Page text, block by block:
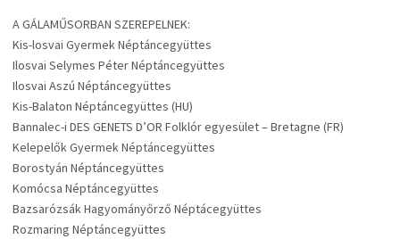
A GÁLAMŰSORBAN SZEREPELNEK:
Kis-losvai Gyermek Néptáncegyüttes
Ilosvai Selymes Péter Néptáncegyüttes
Ilosvai Aszú Néptáncegyüttes
Kis-Balaton Néptáncegyüttes (HU)
Bannalec-i DES GENETS D’OR Folklór egyesület – Bretagne (FR)
Kelepelők Gyermek Néptáncegyüttes
Borostyán Néptáncegyüttes
Komócsa Néptáncegyüttes
Bazsarózsák Hagyományőrző Néptácegyüttes
Rozmaring Néptáncegyüttes